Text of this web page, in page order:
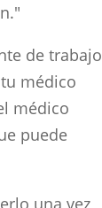
de trabajo
médico
médico
puede
una vez